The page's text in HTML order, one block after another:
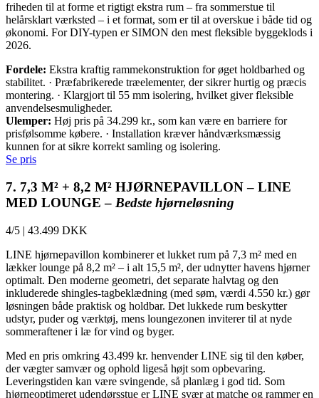
friheden til at forme et rigtigt ekstra rum – fra sommerstue til
helårsklart værksted – i et format, som er til at overskue i både tid og
økonomi. For DIY-typen er SIMON den mest fleksible byggeklods i
2026.
Fordele: Ekstra kraftig rammekonstruktion for øget holdbarhed og
stabilitet. · Præfabrikerede træelementer, der sikrer hurtig og præcis
montering. · Klargjort til 55 mm isolering, hvilket giver fleksible
anvendelsesmuligheder.
Ulemper: Høj pris på 34.299 kr., som kan være en barriere for
prisfølsomme købere. · Installation kræver håndværksmæssig
kunnen for at sikre korrekt samling og isolering.
Se pris
7. 7,3 M² + 8,2 M² HJØRNEPAVILLON – LINE
MED LOUNGE – Bedste hjørneløsning
4/5 | 43.499 DKK
LINE hjørnepavillon kombinerer et lukket rum på 7,3 m² med en
lækker lounge på 8,2 m² – i alt 15,5 m², der udnytter havens hjørner
optimalt. Den moderne geometri, det separate halvtag og den
inkluderede shingles-tagbeklædning (med søm, værdi 4.550 kr.) gør
løsningen både praktisk og holdbar. Det lukkede rum beskytter
udstyr, puder og værktøj, mens loungezonen inviterer til at nyde
sommeraftener i læ for vind og byger.
Med en pris omkring 43.499 kr. henvender LINE sig til den køber,
der vægter samvær og ophold ligeså højt som opbevaring.
Leveringstiden kan være svingende, så planlæg i god tid. Som
hjørneoptimeret udendørsstue er LINE svær at matche og rammer en